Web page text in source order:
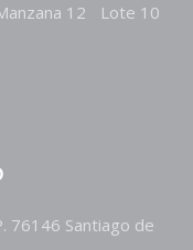
12 Lote 10
76146 Santiago de